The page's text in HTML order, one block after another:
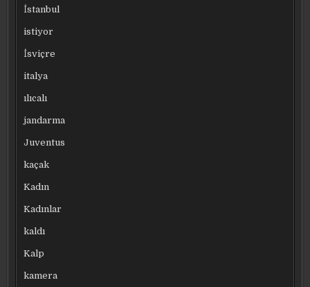
İstanbul
istiyor
İsviçre
italya
ılıcalı
jandarma
Juventus
kaçak
Kadın
Kadınlar
kaldı
Kalp
kamera